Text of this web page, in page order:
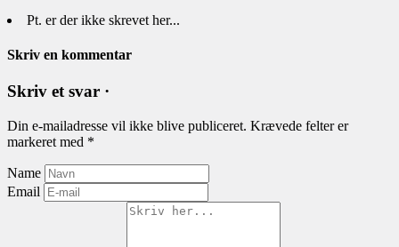
Pt. er der ikke skrevet her...
Skriv en kommentar
Skriv et svar ·
Din e-mailadresse vil ikke blive publiceret. Krævede felter er
markeret med *
Name
Email